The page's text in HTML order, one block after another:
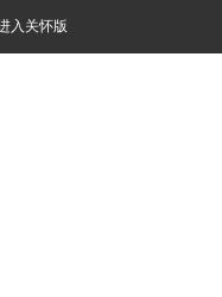
入关怀版